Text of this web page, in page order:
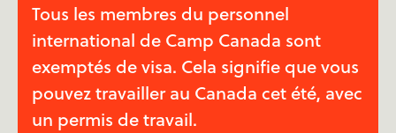
Tous les membres du personnel
international de Camp Canada sont
exemptés de visa. Cela signifie que vous
pouvez travailler au Canada cet été, avec
un permis de travail.